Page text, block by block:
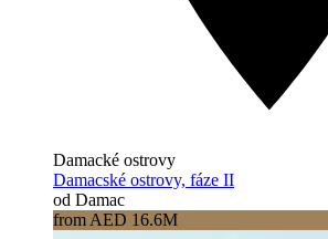
Damacké ostrovy
Damacské ostrovy, fáze II
od Damac
from AED 16.6M